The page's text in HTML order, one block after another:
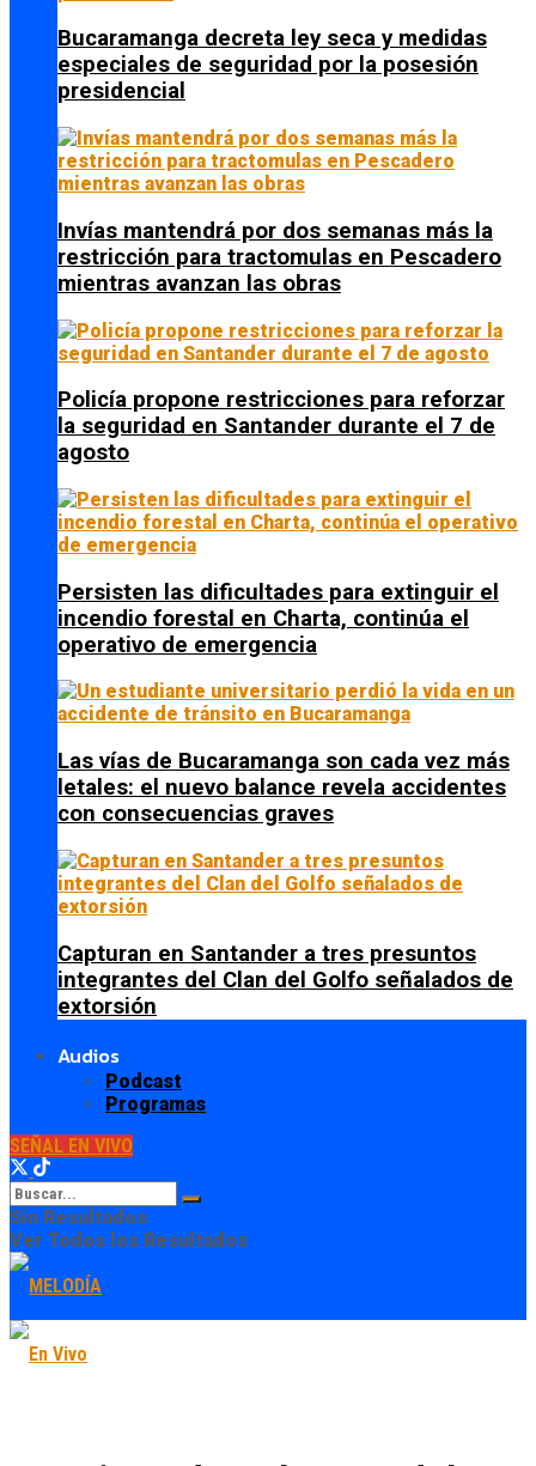
Bucaramanga decreta ley seca y medidas
especiales de seguridad por la posesión
presidencial
Invías mantendrá por dos semanas más la
restricción para tractomulas en Pescadero
mientras avanzan las obras
Policía propone restricciones para reforzar
la seguridad en Santander durante el 7 de
agosto
Persisten las dificultades para extinguir el
incendio forestal en Charta, continúa el
operativo de emergencia
Las vías de Bucaramanga son cada vez más
letales: el nuevo balance revela accidentes
con consecuencias graves
Capturan en Santander a tres presuntos
integrantes del Clan del Golfo señalados de
extorsión
Audios
Podcast
Programas
SEÑAL EN VIVO
Sin Resultados
Ver Todos los Resultados